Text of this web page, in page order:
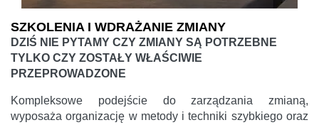
SZKOLENIA I WDRAŻANIE ZMIANY
DZIŚ NIE PYTAMY CZY ZMIANY SĄ POTRZEBNE
TYLKO CZY ZOSTAŁY WŁAŚCIWIE
PRZEPROWADZONE
Kompleksowe podejście do zarządzania zmianą,
wyposaża organizację w metody i techniki szybkiego oraz